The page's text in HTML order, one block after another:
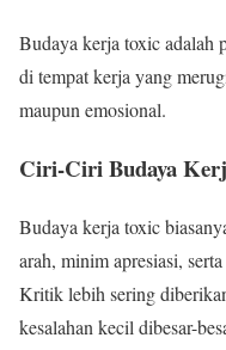
Budaya kerja toxic adalah
di tempat kerja yang
maupun emosional.
Ciri-Ciri Budaya
Budaya kerja toxic
arah, minim apresiasi,
Kritik lebih sering
kesalahan kecil dibesar-